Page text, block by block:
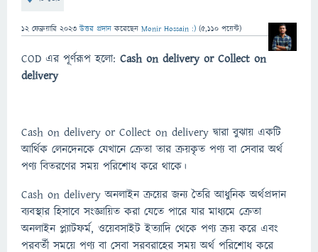
12 ফেব্রুয়ারি 2023 উত্তর প্রদান করেছেন Monir Hossain :) (5,110 পয়েন্ট)
COD এর পূর্ণরূপ হলো: Cash on delivery or Collect on
delivery
Cash on delivery or Collect on delivery দ্বারা বুঝায় একটি
আর্থিক লেনদেনকে যেখানে ক্রেতা তার ক্রয়কৃত পণ্য বা সেবার অর্থ
পণ্য বিতরণের সময় পরিশোধ করে থাকে।
Cash on delivery অনলাইন ক্রয়ের জন্য তৈরি আধুনিক অর্থপ্রদান
ব্যবস্থার হিসাবে সংজ্ঞায়িত করা যেতে পারে যার মাধ্যমে ক্রেতা
অনলাইন প্ল্যাটফর্ম, ওয়েবসাইট ইত্যাদি থেকে পণ্য ক্রয় করে এবং
পরবর্তী সময়ে পণ্য বা সেবা সরবরাহের সময় অর্থ পরিশোধ করে